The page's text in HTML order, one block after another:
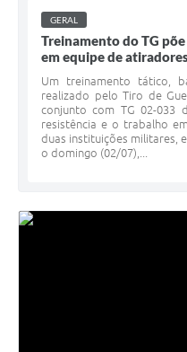
GERAL
Treinamento do TG
em equipe de
Um treinamento tático,
realizado pelo Tiro de
conjunto com TG 02-033
resistência e o trabalho
duas instituições militares,
o domingo (02/07),...